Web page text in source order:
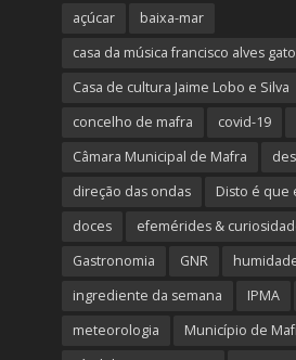
açúcar
baixa-mar
casa da música francisco alves gato
Casa de cultura Jaime Lobo e Silva
concelho de mafra
covid-19
Câmara Municipal de Mafra
direção das ondas
Disto é que
doces
efemérides &
Gastronomia
GNR
ingrediente da semana
IPMA
meteorologia
Município de